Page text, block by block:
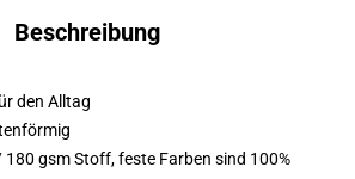
Beschreibung
den Alltag
gsm Stoff, feste Farben sind 100%